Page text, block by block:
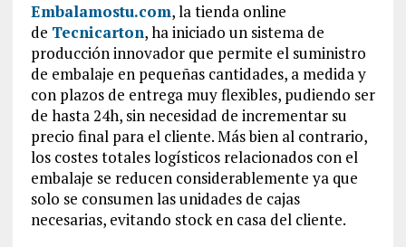
Embalamostu.com, la tienda online
de Tecnicarton, ha iniciado un sistema de
producción innovador que permite el suministro
de embalaje en pequeñas cantidades, a medida y
con plazos de entrega muy flexibles, pudiendo ser
de hasta 24h, sin necesidad de incrementar su
precio final para el cliente. Más bien al contrario,
los costes totales logísticos relacionados con el
embalaje se reducen considerablemente ya que
solo se consumen las unidades de cajas
necesarias, evitando stock en casa del cliente.